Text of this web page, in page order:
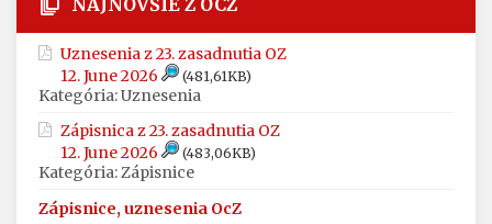
Uznesenia z 23. zasadnutia OZ
12. June 2026
(481,61KB)
Kategória: Uznesenia
Zápisnica z 23. zasadnutia OZ
12. June 2026
(483,06KB)
Kategória: Zápisnice
Zápisnice, uznesenia OcZ